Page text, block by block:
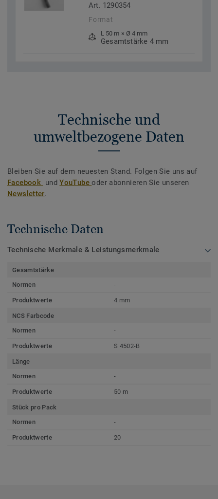
Art. 1290354
Format
L 50 m × Ø 4 mm
Gesamtstärke 4 mm
Technische und
umweltbezogene Daten
Bleiben Sie auf dem neuesten Stand. Folgen Sie uns auf
Facebook undYouTubeoder abonnieren Sie unseren
Newsletter.
Technische Daten
Technische Merkmale & Leistungsmerkmale
Gesamtstärke
Normen
-
Produktwerte 4 mm
NCS Farbcode
Normen
-
Produktwerte S 4502-B
Länge
Normen
-
Produktwerte 50 m
Stück pro Pack
Normen
-
Produktwerte 20